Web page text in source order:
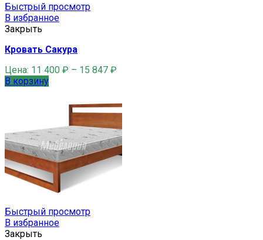
Быстрый просмотр
В избранное
Закрыть
Кровать Сакура
Цена: 11 400 ₽ – 15 847 ₽
В корзину
Быстрый просмотр
В избранное
Закрыть